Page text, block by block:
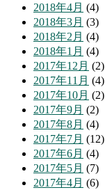
2018年4月 (4)
2018年3月 (3)
2018年2月 (4)
2018年1月 (4)
2017年12月 (2)
2017年11月 (4)
2017年10月 (2)
2017年9月 (2)
2017年8月 (4)
2017年7月 (12)
2017年6月 (4)
2017年5月 (7)
2017年4月 (6)